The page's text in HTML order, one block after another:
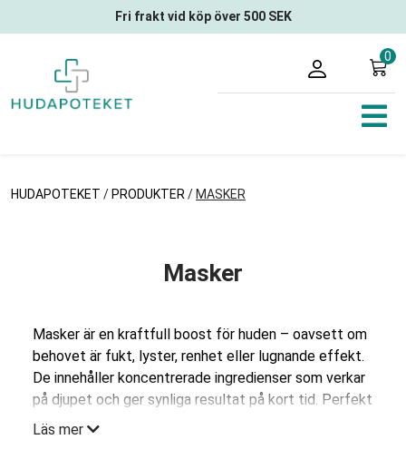
Fri frakt vid köp över 500 SEK
0
HUDAPOTEKET / PRODUKTER / MASKER
Masker
Masker är en kraftfull boost för huden – oavsett om
behovet är fukt, lyster, renhet eller lugnande effekt.
De innehåller koncentrerade ingredienser som verkar
på djupet och ger synliga resultat på kort tid. Perfekt
som komplement till din dagliga rutin när du vill ta
Läs mer